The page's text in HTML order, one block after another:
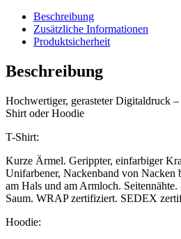
Hoodie
gerastertem
Menge
Beschreibung
Zusätzliche Informationen
Produktsicherheit
Beschreibung
Hochwertiger, gerasteter Digitaldruck
Shirt oder Hoodie
T-Shirt:
Kurze Ärmel. Gerippter, einfarbiger
Unifarbener, Nackenband von Nacken
am Hals und am Armloch.
Saum. WRAP zertifiziert. SEDEX
Hoodie: